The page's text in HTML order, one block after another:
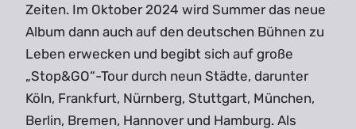
Zeiten. Im Oktober 2024 wird Summer das neue
Album dann auch auf den deutschen Bühnen zu
Leben erwecken und begibt sich auf große
„Stop&GO“-Tour durch neun Städte, darunter
Köln, Frankfurt, Nürnberg, Stuttgart, München,
Berlin, Bremen, Hannover und Hamburg. Als